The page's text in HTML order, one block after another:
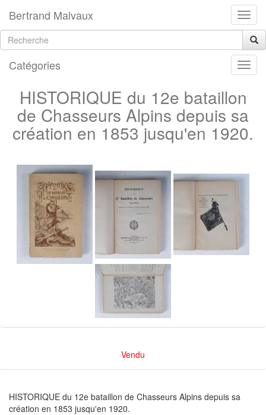
Bertrand Malvaux
Catégories
HISTORIQUE du 12e bataillon
de Chasseurs Alpins depuis sa
création en 1853 jusqu'en 1920.
Vendu
HISTORIQUE du 12e bataillon de Chasseurs Alpins depuis sa
création en 1853 jusqu'en 1920.